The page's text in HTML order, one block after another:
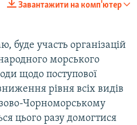
1080p
720p
1080p
Завантажити на комп'ютер
участь організацій
морського
щодо поступової
рівня всіх видів
Чорноморському
цього разу домогтися